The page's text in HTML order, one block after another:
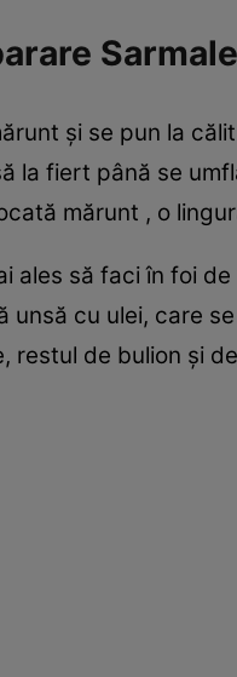
şi se pun la
la fiert până se
mărunt , o
ales să faci în foi
unsă cu ulei, care
restul de bulion şi